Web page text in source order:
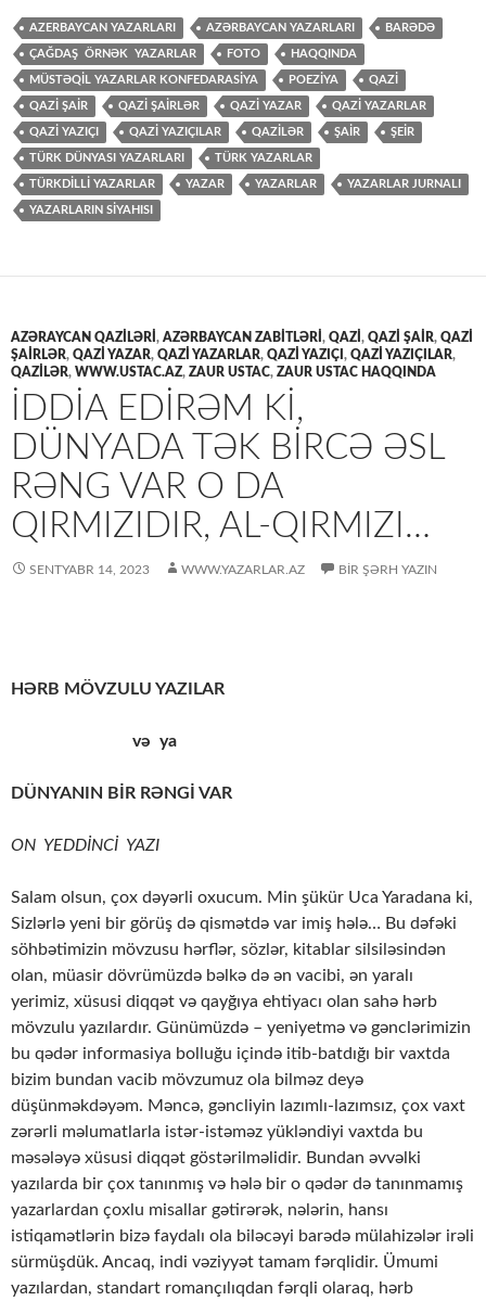
AZERBAYCAN YAZARLARI AZƏRBAYCAN YAZARLARI BARƏDƏ
ÇAĞDAŞ ÖRNƏK YAZARLAR FOTO HAQQINDA
MÜSTƏQİL YAZARLAR KONFEDARASİYA POEZİYA QAZİ
QAZİ ŞAİR QAZİ ŞAİRLƏR QAZİ YAZAR QAZİ YAZARLAR
QAZİ YAZIÇI QAZİ YAZIÇILAR QAZİLƏR ŞAİR ŞEİR
TÜRK DÜNYASI YAZARLARI TÜRK YAZARLAR
TÜRKDİLLİ YAZARLAR YAZAR YAZARLAR YAZARLAR JURNALI
YAZARLARIN SİYAHISI
AZƏRAYCAN QAZİLƏRİ , AZƏRBAYCAN ZABİTLƏRİ , QAZİ , QAZİ ŞAİR, QAZİ
ŞAİRLƏR, QAZİ YAZAR, QAZİ YAZARLAR, QAZİ YAZIÇI , QAZİ YAZIÇILAR,
QAZİLƏR, WWW.USTAC.AZ, ZAUR USTAC, ZAUR USTAC HAQQINDA
İDDIA EDIRƏM KI,
DÜNYADA TƏK BIRCƏ ƏSL
RƏNG VAR O DA
QIRMIZIDIR, AL-QIRMIZI…
SENTYABR 14, 2023 WWW.YAZARLAR.AZ BIR ŞƏRH YAZIN
HƏRB MÖVZULU YAZILAR
və ya
DÜNYANIN BİR RƏNGİ VAR
ON YEDDİNCİ YAZI
Salam olsun, çox dəyərli oxucum. Min şükür Uca Yaradana ki,
Sizlərlə yeni bir görüş də qismətdə var imiş hələ… Bu dəfəki
söhbətimizin mövzusu hərflər, sözlər, kitablar silsiləsindən
olan, müasir dövrümüzdə bəlkə də ən vacibi, ən yaralı
yerimiz, xüsusi diqqət və qayğıya ehtiyacı olan sahə hərb
mövzulu yazılardır. Günümüzdə – yeniyetmə və gənclərimizin
bu qədər informasiya bolluğu içində itib-batdığı bir vaxtda
bizim bundan vacib mövzumuz ola bilməz deyə
düşünməkdəyəm. Məncə, gəncliyin lazımlı-lazımsız, çox vaxt
zərərli məlumatlarla istər-istəməz yükləndiyi vaxtda bu
məsələyə xüsusi diqqət göstərilməlidir. Bundan əvvəlki
yazılarda bir çox tanınmış və hələ bir o qədər də tanınmamış
yazarlardan çoxlu misallar gətirərək, nələrin, hansı
istiqamətlərin bizə faydalı ola biləcəyi barədə mülahizələr irəli
sürmüşdük. Ancaq, indi vəziyyət tamam fərqlidir. Ümumi
yazılardan, standart romançılıqdan fərqli olaraq, hərb